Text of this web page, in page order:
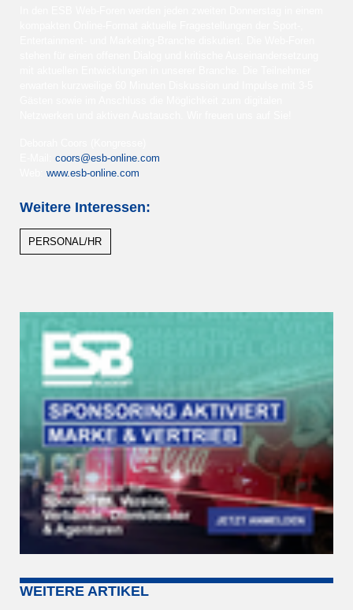
coors@esb-online.com
www.esb-online.com
Weitere Interessen:
PERSONAL/HR
WEITERE ARTIKEL